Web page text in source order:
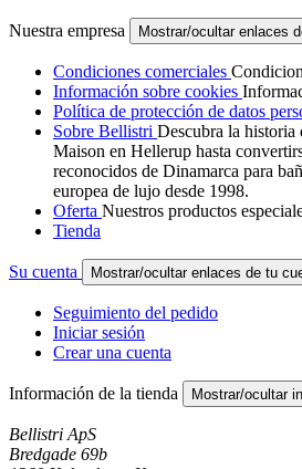
Nuestra empresa Mostrar/ocultar enlaces
Condiciones comerciales
Información sobre cookies
Política de protección de datos
Sobre Bellistri Descubra la
Maison en Hellerup hasta
reconocidos de Dinamarca para
europea de lujo desde 1998.
Oferta Nuestros productos
Tienda
Su cuenta Mostrar/ocultar enlaces de tu
Seguimiento del pedido
Iniciar sesión
Crear una cuenta
Información de la tienda Mostrar/ocultar
Bellistri ApS
Bredgade 69b